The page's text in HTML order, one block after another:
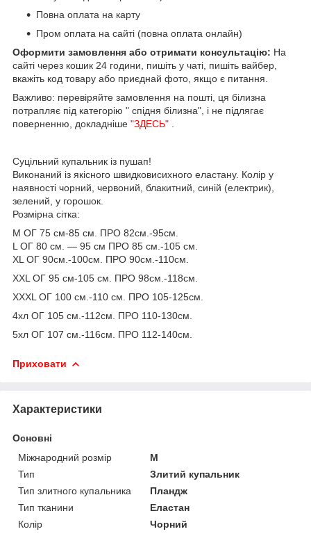
Повна оплата на карту
Пром оплата на сайті (повна оплата онлайн)
Оформити замовлення або отримати консультацію: На
сайті через кошик 24 години, пишіть у чаті, пишіть вайбер,
вкажіть код товару або приєднай фото, якщо є питання.
Важливо: перевіряйте замовлення на пошті, ця білизна
потрапляє під категорію " спідня білизна", і не підлягає
поверненню, докладніше "ЗДЕСЬ"
Суцільний купальник із пушап!
Виконаний із якісного швидковисихного еластану. Колір у
наявності чорний, червоний, блакитний, синій (електрик),
зелений, у горошок.
Розмірна сітка:
M ОГ 75 см-85 см. ПРО 82см.-95см.
L ОГ 80 см. — 95 см ПРО 85 см.-105 см.
XL ОГ 90см.-100см. ПРО 90см.-110см.
XXL ОГ 95 см-105 см. ПРО 98см.-118см.
XXXL ОГ 100 см.-110 см. ПРО 105-125см.
4хл ОГ 105 см.-112см. ПРО 110-130см.
5хл ОГ 107 см.-116см. ПРО 112-140см.
Приховати
Характеристики
Основні
Міжнародний розмір
M
Тип
Злитий купальник
Тип злитного купальника
Пландж
Тип тканини
Еластан
Колір
Чорний